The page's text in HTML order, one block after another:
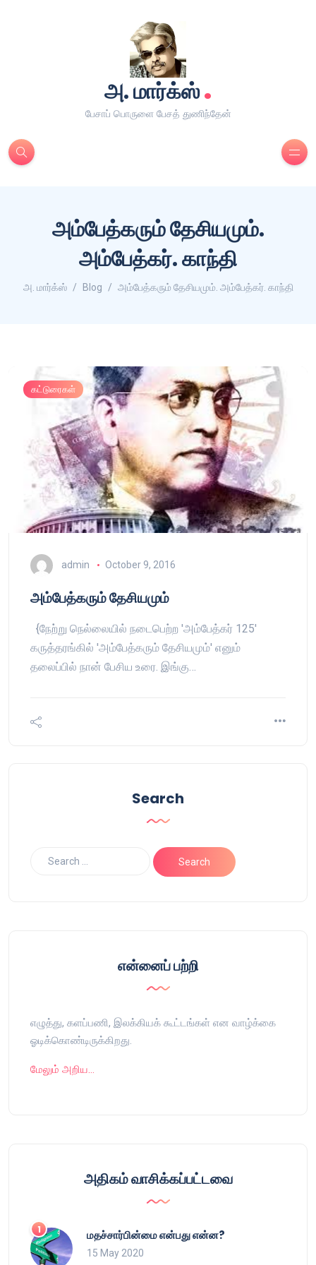
அ. மார்க்ஸ்.
பேசாப் பொருளை பேசத் துணிந்தேன்
அம்பேத்கரும் தேசியமும்.
அம்பேத்கர். காந்தி
அ. மார்க்ஸ் Blog அம்பேத்கரும் தேசியமும். அம்பேத்கர். காந்தி
கட்டுரைகள்
admin October 9, 2016
அம்பேத்கரும் தேசியமும்
{நேற்று நெல்லையில் நடைபெற்ற 'அம்பேத்கர் 125'
கருத்தரங்கில் 'அம்பேத்கரும் தேசியமும்' எனும்
தலைப்பில் நான் பேசிய உரை. இங்கு…
Search
என்னைப் பற்றி
எழுத்து, களப்பணி, இலக்கியக் கூட்டங்கள் என வாழ்க்கை
ஓடிக்கொண்டிருக்கிறது.
மேலும் அறிய…
அதிகம் வாசிக்கப்பட்டவை
மதச்சார்பின்மை என்பது என்ன?
15 May 2020